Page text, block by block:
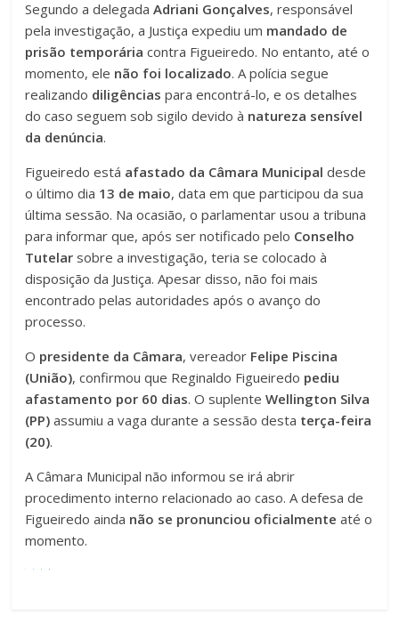
Segundo a delegadaAdriani Gonçalves, responsável
pela investigação, a Justiça expediu um mandado de
prisão temporária contra Figueiredo. No entanto, até o
momento, ele não foi localizado. A polícia segue
realizando diligências para encontrá-lo, e os detalhes
do caso seguem sob sigilo devido à natureza sensível
da denúncia.
Figueiredo está afastado da Câmara Municipal desde
o último dia 13 de maio, data em que participou da sua
última sessão. Na ocasião, o parlamentar usou a tribuna
para informar que, após ser notificado pelo Conselho
Tutelar sobre a investigação, teria se colocado à
disposição da Justiça. Apesar disso, não foi mais
encontrado pelas autoridades após o avanço do
processo.
O presidente da Câmara, vereador Felipe Piscina
(União), confirmou que Reginaldo Figueiredo pediu
afastamento por 60 dias. O suplenteWellington Silva
(PP) assumiu a vaga durante a sessão desta terça-feira
(20).
A Câmara Municipal não informou se irá abrir
procedimento interno relacionado ao caso. A defesa de
Figueiredo ainda não se pronunciou oficialmente até o
momento.